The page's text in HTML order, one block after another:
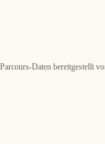
Parcours-Daten bereitgestellt